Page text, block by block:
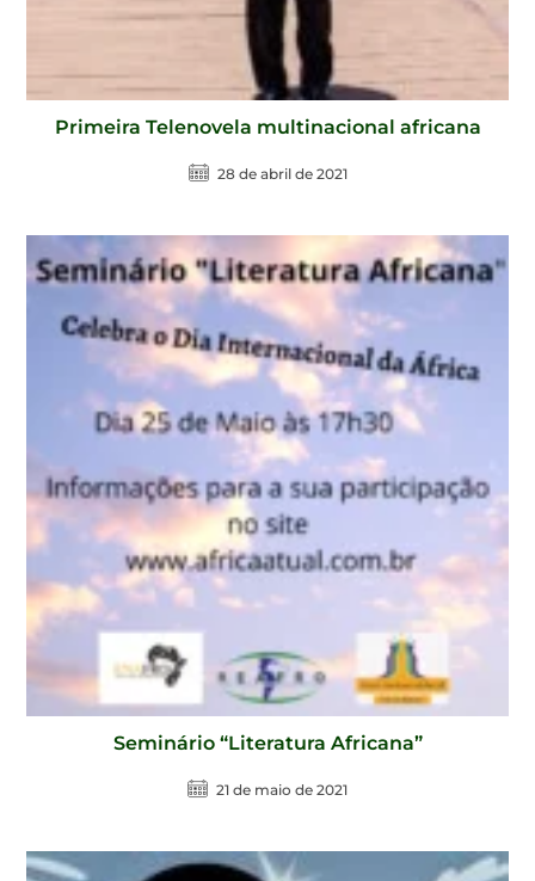
Primeira Telenovela multinacional africana
28 de abril de 2021
Seminário “Literatura Africana”
21 de maio de 2021